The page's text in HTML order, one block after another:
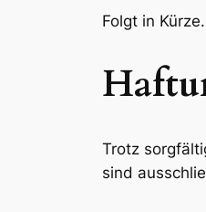
Folgt in Kürze.
Trotz
sind